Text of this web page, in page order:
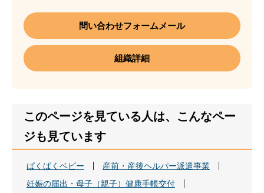
問い合わせフォームメール
組織詳細
このページを見ている人は、こんなペー
ジも見ています
ぱくぱくベビー
産前・産後ヘルパー派遣事業
妊娠の届出・母子（親子）健康手帳交付